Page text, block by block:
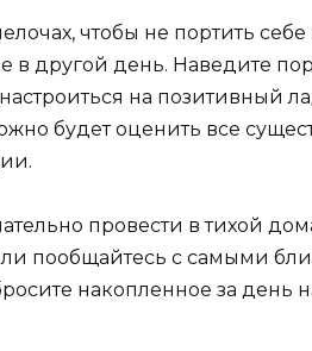
чтобы не портить себе
другой день. Наведите
на позитивный
будет оценить все
провести в тихой
пообщайтесь с самыми
накопленное за день